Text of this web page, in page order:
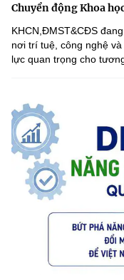
Chuyển động Khoa
KHCN,ĐMST&CĐS
nơi trí tuệ, công nghệ
lực quan trọng cho